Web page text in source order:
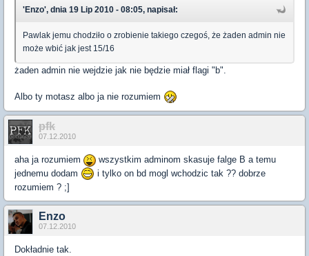
'Enzo', dnia 19 Lip 2010 - 08:05, napisał:
Pawlak jemu chodziło o zrobienie takiego czegoś, że żaden admin nie
może wbić jak jest 15/16
żaden admin nie wejdzie jak nie będzie miał flagi "b".
Albo ty motasz albo ja nie rozumiem
pfk
07.12.2010
aha ja rozumiem
wszystkim adminom skasuje falge B a temu
jednemu dodam
i tylko on bd mogl wchodzic tak ?? dobrze
rozumiem ? ;]
Enzo
07.12.2010
Dokładnie tak.